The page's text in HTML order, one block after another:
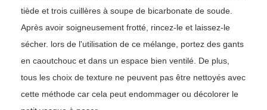
tiède et trois cuillères à soupe de bicarbonate de soude.
Après avoir soigneusement frotté, rincez-le et laissez-le
sécher. lors de l'utilisation de ce mélange, portez des gants
en caoutchouc et dans un espace bien ventilé. De plus,
tous les choix de texture ne peuvent pas être nettoyés avec
cette méthode car cela peut endommager ou décolorer le